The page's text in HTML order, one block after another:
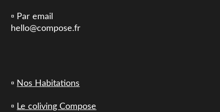
▫️ Par email
hello@compose.fr
▫️ Nos Habitations
▫️ Le coliving Compose